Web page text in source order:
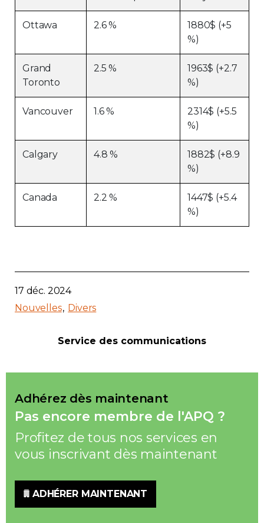
Ottawa 2.6 %
1880$ (+5
%)
Grand
Toronto
2.5 %
1963$ (+2.7
%)
Vancouver 1.6 %
2314$ (+5.5
%)
Calgary 4.8 %
1882$ (+8.9
%)
Canada 2.2 %
1447$ (+5.4
%)
17 déc. 2024
Nouvelles Divers
Service des communications
Adhérez dès maintenant
Pas encore membre de l'APQ ?
Profitez de tous nos services en
vous inscrivant dès maintenant
ADHÉRER MAINTENANT